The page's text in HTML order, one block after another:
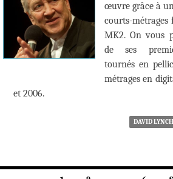
œuvre grâce à
courts-
MK2. On vous
de ses
tournés en
métrages en
et 2006.
DAVID LYNCH